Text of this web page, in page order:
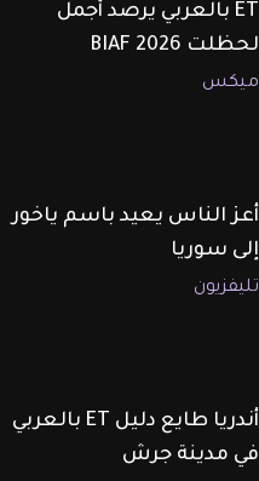
ET بالعربي يرصد أجمل
لحظلت BIAF 2026
ميكس
أعز الناس يعيد باسم ياخور
إلى سوريا
تليفزيون
أندريا طايع دليل ET بالعربي
في مدينة جرش